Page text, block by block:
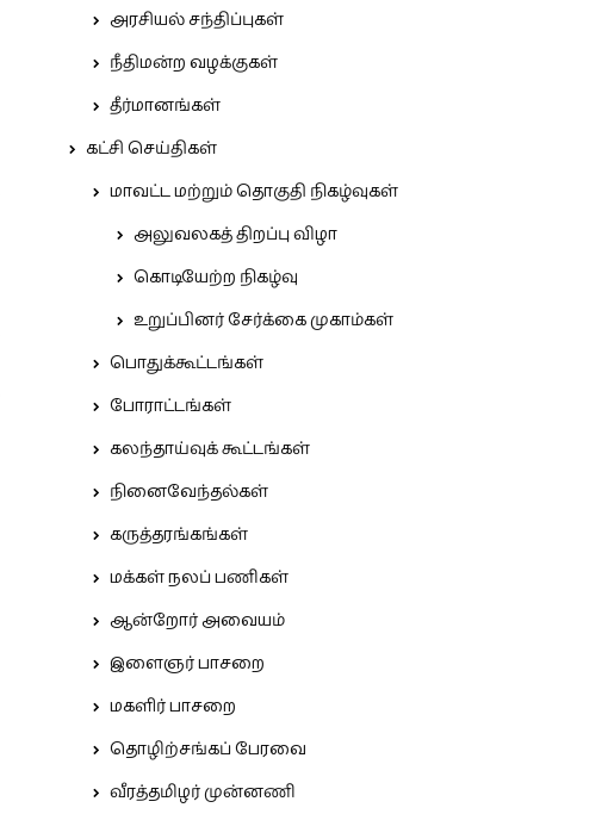
அரசியல் சந்திப்புகள்
நீதிமன்ற வழக்குகள்
தீர்மானங்கள்
கட்சி செய்திகள்
மாவட்ட மற்றும் தொகுதி நிகழ்வுகள்
அலுவலகத் திறப்பு விழா
கொடியேற்ற நிகழ்வு
உறுப்பினர் சேர்க்கை முகாம்கள்
பொதுக்கூட்டங்கள்
போராட்டங்கள்
கலந்தாய்வுக் கூட்டங்கள்
நினைவேந்தல்கள்
கருத்தரங்கங்கள்
மக்கள் நலப் பணிகள்
ஆன்றோர் அவையம்
இளைஞர் பாசறை
மகளிர் பாசறை
தொழிற்சங்கப் பேரவை
வீரத்தமிழர் முன்னணி